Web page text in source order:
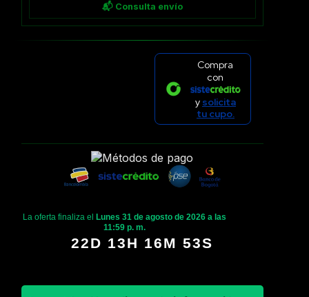
📬 Consulta envío
Compra
con
y solicita
tu cupo.
La oferta finaliza el
Lunes 31 de agosto de 2026 a las
11:59 p. m.
22D 13H 16M 53S